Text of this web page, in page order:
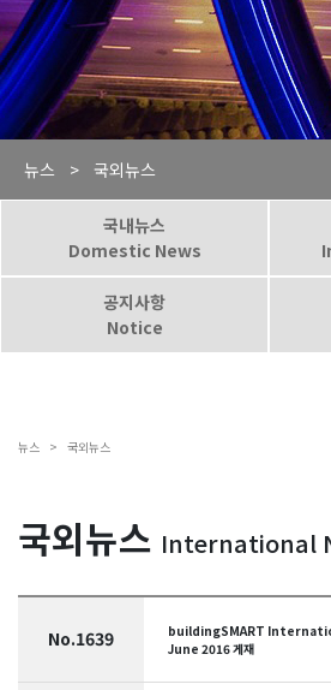
뉴스 > 국외뉴스
국내뉴스
Domestic News
공지사항
Notice
뉴스 > 국외뉴스
국외뉴스 International
No.1639
buildingSMART
June 2016 게재